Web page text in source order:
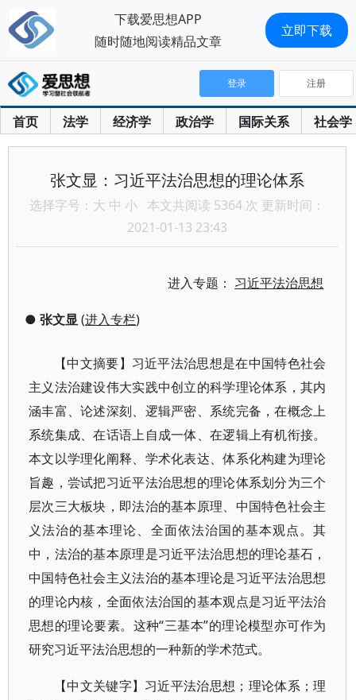
首页 法学 经济学 政治学 国际关系 社会学
登录 注册
张文显：习近平法治思想的理论体系
选择字号： 大 中 小 本文共阅读 5364 次 更新时间：
2021-01-13 23:43
进入专题： 习近平法治思想
● 张文显(进入专栏)
【中文摘要】习近平法治思想是在中国特色社会
主义法治建设伟大实践中创立的科学理论体系，其内
涵丰富、论述深刻、逻辑严密、系统完备，在概念上
系统集成、在话语上自成一体、在逻辑上有机衔接。
本文以学理化阐释、学术化表达、体系化构建为理论
旨趣，尝试把习近平法治思想的理论体系划分为三个
层次三大板块，即法治的基本原理、中国特色社会主
义法治的基本理论、全面依法治国的基本观点。其
中，法治的基本原理是习近平法治思想的理论基石，
中国特色社会主义法治的基本理论是习近平法治思想
的理论内核，全面依法治国的基本观点是习近平法治
思想的理论要素。这种“三基本”的理论模型亦可作为
研究习近平法治思想的一种新的学术范式。
【中文关键字】习近平法治思想；理论体系；理
下载爱思想APP
随时随地阅读精品文章
立即下载